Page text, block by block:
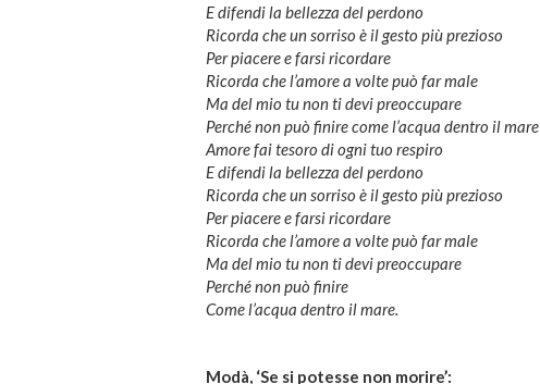
E difendi la bellezza del perdono
Ricorda che un sorriso è il gesto più prezioso
Per piacere e farsi ricordare
Ricorda che l’amore a volte può far male
Ma del mio tu non ti devi preoccupare
Perché non può finire come l’acqua dentro il mare
Amore fai tesoro di ogni tuo respiro
E difendi la bellezza del perdono
Ricorda che un sorriso è il gesto più prezioso
Per piacere e farsi ricordare
Ricorda che l’amore a volte può far male
Ma del mio tu non ti devi preoccupare
Perché non può finire
Come l’acqua dentro il mare.
Modà, ‘Se si potesse non morire’: